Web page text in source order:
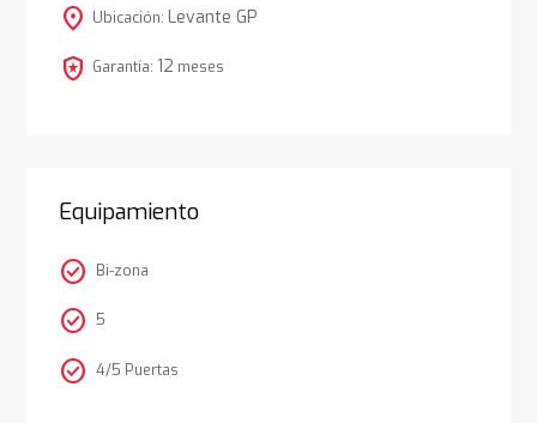
location_on Ubicación: Levante GP
local_police Garantía: 12 meses
Equipamiento
check_circle Bi-zona
check_circle 5
check_circle 4/5 Puertas